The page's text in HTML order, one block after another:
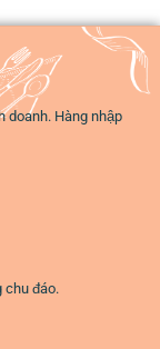
doanh. Hàng nhập
chu đáo.